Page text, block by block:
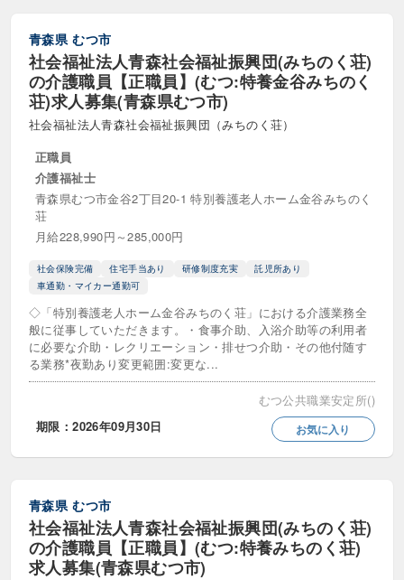
青森県 むつ市
社会福祉法人青森社会福祉振興団(みちのく荘)
の介護職員【正職員】(むつ:特養金谷みちのく
荘)求人募集(青森県むつ市)
社会福祉法人青森社会福祉振興団（みちのく荘）
正職員
介護福祉士
青森県むつ市金谷2丁目20-1 特別養護老人ホーム金谷みちのく
荘
月給228,990円～285,000円
社会保険完備 住宅手当あり 研修制度充実
託児所あり
車通勤・マイカー通勤可
◇「特別養護老人ホーム金谷みちのく荘」における介護業務全
般に従事していただきます。・食事介助、入浴介助等の利用者
に必要な介助・レクリエーション・排せつ介助・その他付随す
る業務*夜勤あり変更範囲:変更な...
むつ公共職業安定所()
期限：2026年09月30日
お気に入り
青森県 むつ市
社会福祉法人青森社会福祉振興団(みちのく荘)
の介護職員【正職員】(むつ:特養みちのく荘)
求人募集(青森県むつ市)